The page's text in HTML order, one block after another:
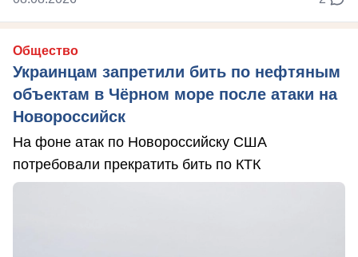
Общество
Украинцам запретили бить по нефтяным
объектам в Чёрном море после атаки на
Новороссийск
На фоне атак по Новороссийску США
потребовали прекратить бить по КТК